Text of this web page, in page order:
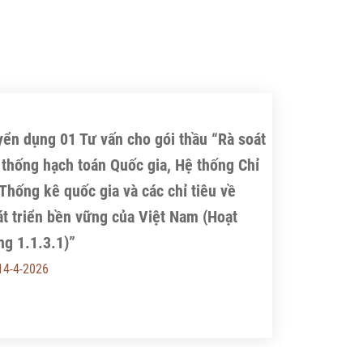
dụng 01 Tư vấn cho gói thầu “Rà soát
hạch toán Quốc gia, Hệ thống Chỉ
kê quốc gia và các chỉ tiêu về
triển bền vững của Việt Nam (Hoạt
1.1.3.1)”
4-2026